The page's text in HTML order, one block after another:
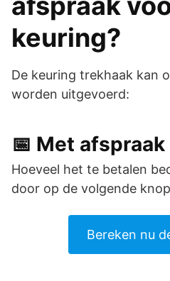
keuring?
De keuring trekhaak kan
worden uitgevoerd:
📅 Met afspraak
Hoeveel het te betalen
door op de volgende
Bereken nu